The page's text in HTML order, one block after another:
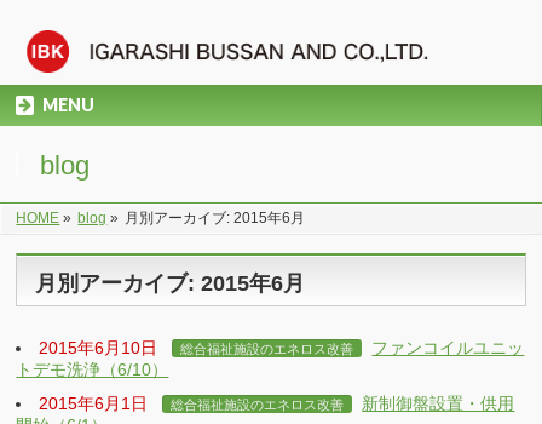
MENU
blog
HOME » blog » 月別アーカイブ: 2015年6月
月別アーカイブ: 2015年6月
2015年6月10日 総合福祉施設のエネロス改善
ファンコイルユニッ
トデモ洗浄（6/10）
2015年6月1日
総合福祉施設のエネロス改善
新制御盤設置・供用